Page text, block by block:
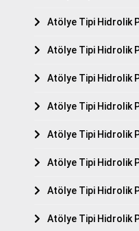
Atölye Tipi Hidrolik
Atölye Tipi Hidrolik
Atölye Tipi Hidrolik
Atölye Tipi Hidrolik
Atölye Tipi Hidrolik
Atölye Tipi Hidrolik
Atölye Tipi Hidrolik
Atölye Tipi Hidrolik